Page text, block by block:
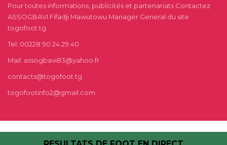
Pour toutes informations, publicités et partenariats Contactez
ASSOGBAVI Fifadji Mawutowu Manager General du site
togofoot.tg
Tel: 00228 90 24 29 40
Mail: assogbavi83@yahoo.fr
contacts@togofoot.tg
togofootinfo2@gmail.com